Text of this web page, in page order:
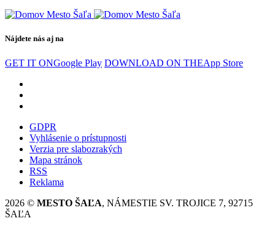
Nájdete nás aj na
GET IT ONGoogle Play DOWNLOAD ON THEApp Store
GDPR
Vyhlásenie o prístupnosti
Verzia pre slabozrakých
Mapa stránok
RSS
Reklama
2026 © MESTO ŠAĽA, NÁMESTIE SV. TROJICE 7, 92715
ŠAĽA